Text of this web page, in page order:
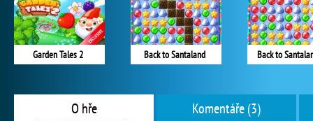
Garden Tales 2 Back to Santaland Back to
O hře Komentáře (3)